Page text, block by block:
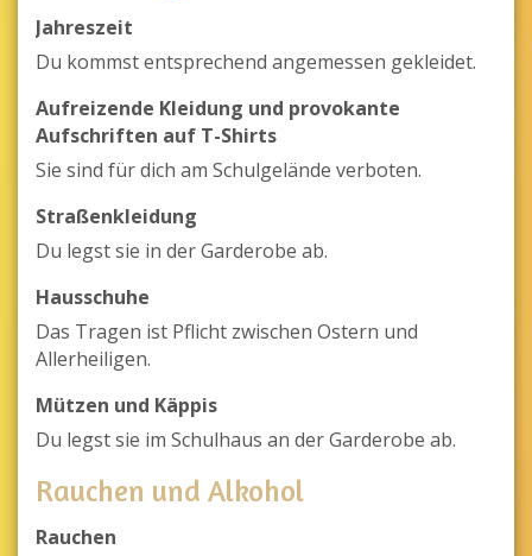
Jahreszeit
Du kommst entsprechend angemessen gekleidet.
Aufreizende Kleidung und provokante
Aufschriften auf T-Shirts
Sie sind für dich am Schulgelände verboten.
Straßenkleidung
Du legst sie in der Garderobe ab.
Hausschuhe
Das Tragen ist Pflicht zwischen Ostern und
Allerheiligen.
Mützen und Käppis
Du legst sie im Schulhaus an der Garderobe ab.
Rauchen und Alkohol
Rauchen